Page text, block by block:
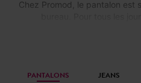
Chez Promod, le pantalon est
PANTALONS JEANS